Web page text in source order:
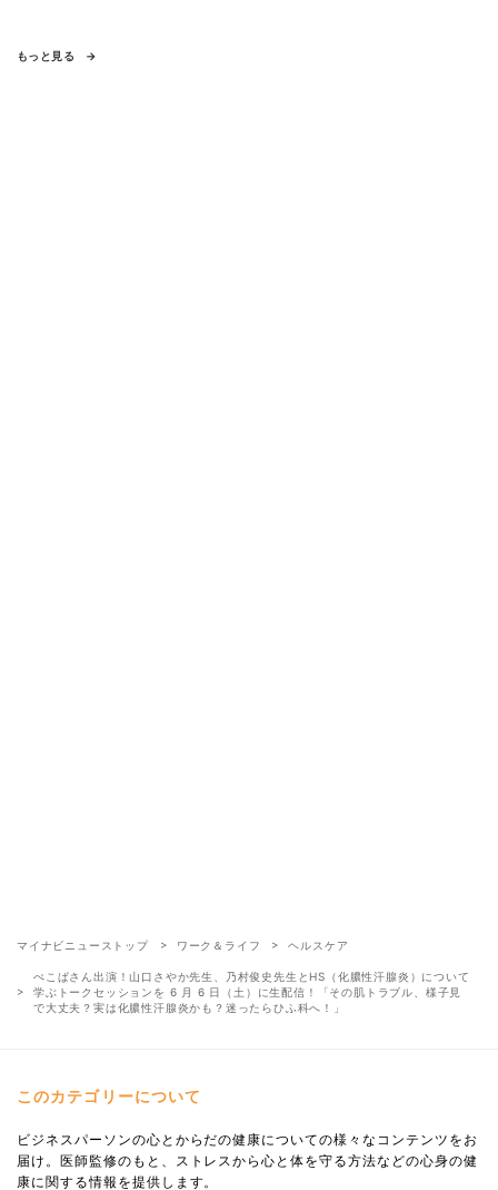
もっと見る
マイナビニューストップ ワーク＆ライフ ヘルスケア
ぺこぱさん出演！山口さやか先生、乃村俊史先生とHS（化膿性汗腺炎）について
学ぶトークセッションを 6 月 6 日（土）に生配信！「その肌トラブル、様子見
で大丈夫？実は化膿性汗腺炎かも？迷ったらひふ科へ！」
このカテゴリーについて
ビジネスパーソンの心とからだの健康についての様々なコンテンツをお
届け。医師監修のもと、ストレスから心と体を守る方法などの心身の健
康に関する情報を提供します。